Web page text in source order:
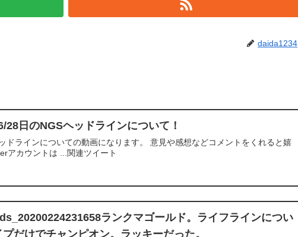
daida1234
28日のNGSヘッドラインについて！
ドラインについての動画になります。 意見や感想などコメントをくれると嬉
アカウントは ...関連ツイート
ランクマゴールド。ライフラインについ
だけでチャンピオン。ラッキーだった。